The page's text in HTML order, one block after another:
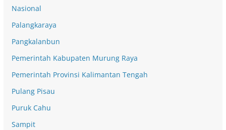
Nasional
Palangkaraya
Pangkalanbun
Pemerintah Kabupaten Murung Raya
Pemerintah Provinsi Kalimantan Tengah
Pulang Pisau
Puruk Cahu
Sampit